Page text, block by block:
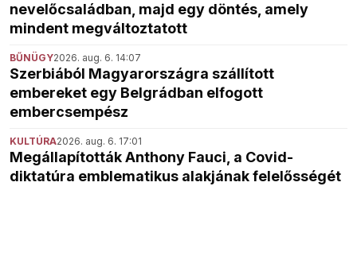
nevelőcsaládban, majd egy döntés, amely
mindent megváltoztatott
BŰNÜGY2026. aug. 6. 14:07
Szerbiából Magyarországra szállított
embereket egy Belgrádban elfogott
embercsempész
KULTÚRA2026. aug. 6. 17:01
Megállapították Anthony Fauci, a Covid-
diktatúra emblematikus alakjának felelősségét